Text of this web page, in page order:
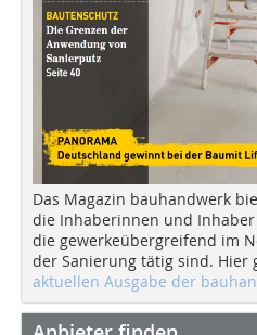
Das Magazin bauhandwerk
die Inhaberinnen und
die gewerkeübergreifend im
der Sanierung tätig sind. Hier
aktuellen Ausgabe der